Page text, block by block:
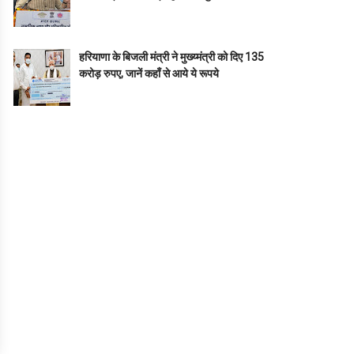
हरियाणा के बिजली मंत्री ने मुख्य्मंत्री को दिए 135
करोड़ रुपए, जानें कहाँ से आये ये रूपये